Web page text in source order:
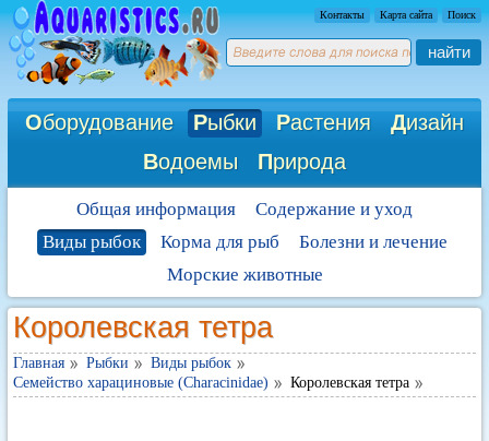
Контакты Карта сайта Поиск
найти
Оборудование Рыбки Растения Дизайн
Водоемы Природа
Общая информация
Содержание и уход
Виды рыбок
Корма для рыб
Болезни и лечение
Морские животные
Королевская тетра
Главная Рыбки
Виды рыбок
Семейство харациновые (Characinidae)
Королевская тетра